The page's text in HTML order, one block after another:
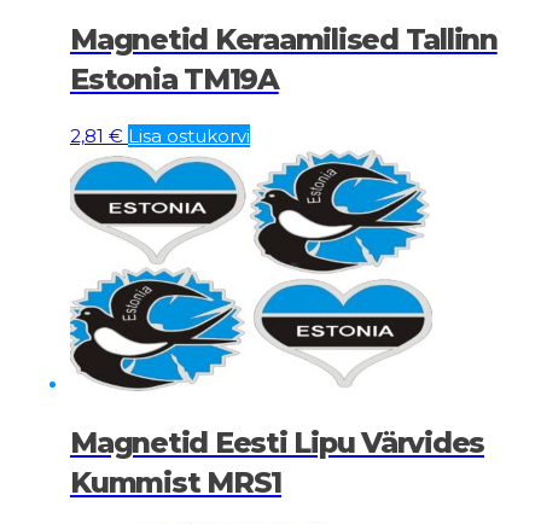
Magnetid Keraamilised Tallinn
Estonia TM19A
2,81 € Lisa ostukorvi
Magnetid Eesti Lipu Värvides
Kummist MRS1